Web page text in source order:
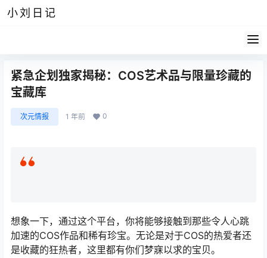
小刘日记
紧急企划独家揭秘：COS艺术品与限量珍藏的
宝藏库
次元情报 1 年前 0
想象一下，通过这个平台，你将能够接触到那些令人心跳
加速的COS作品和稀有珍宝。无论是对于COS的热爱者还
是收藏的狂热者，这里都有你们梦寐以求的宝贝。